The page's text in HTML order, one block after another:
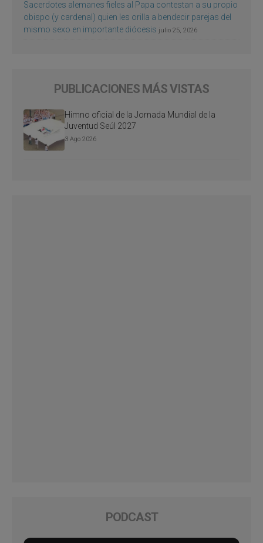
Sacerdotes alemanes fieles al Papa contestan a su propio
obispo (y cardenal) quien les orilla a bendecir parejas del
mismo sexo en importante diócesis julio 25, 2026
PUBLICACIONES MÁS VISTAS
Himno oficial de la Jornada Mundial de la
Juventud Seúl 2027
3 Ago 2026
PODCAST